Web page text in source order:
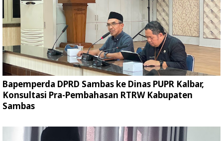
Bapemperda DPRD Sambas ke Dinas PUPR Kalbar,
Konsultasi Pra-Pembahasan RTRW Kabupaten
Sambas